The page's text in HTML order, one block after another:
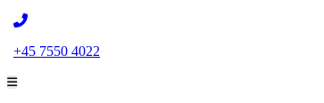
+45 7550 4022